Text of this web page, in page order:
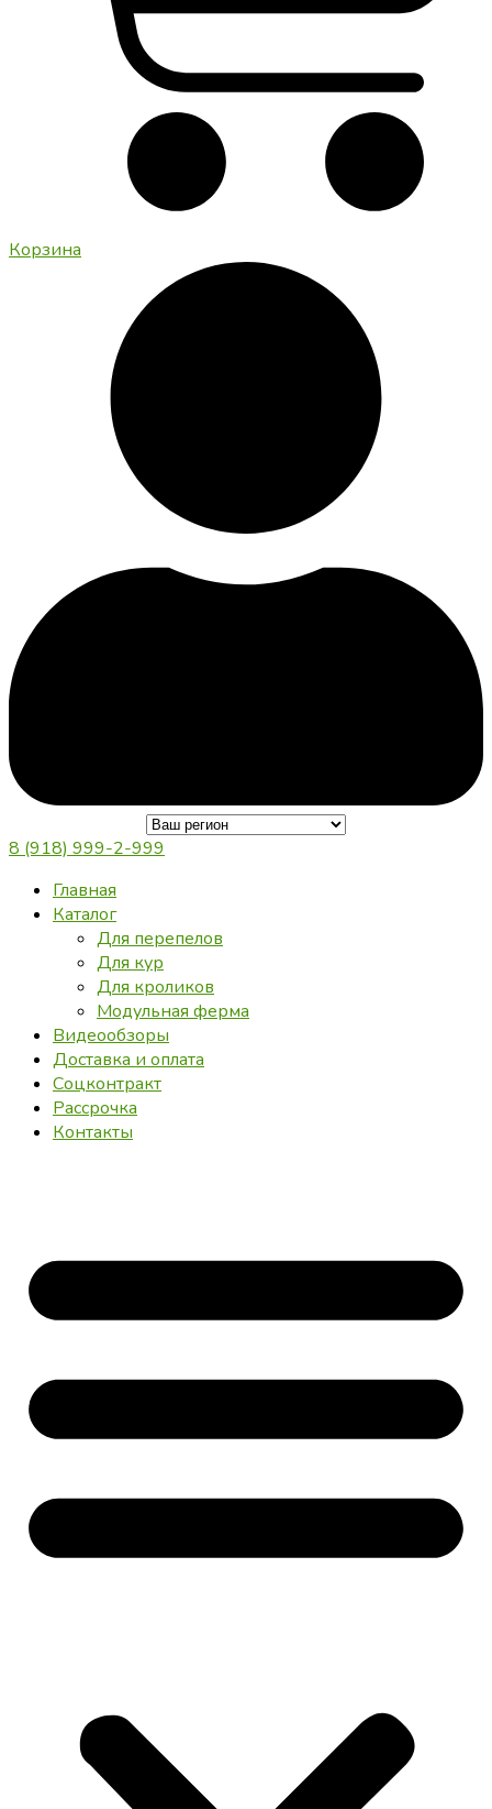
Корзина
8 (918) 999-2-999
Главная
Каталог
Для перепелов
Для кур
Для кроликов
Модульная ферма
Видеообзоры
Доставка и оплата
Соцконтракт
Рассрочка
Контакты